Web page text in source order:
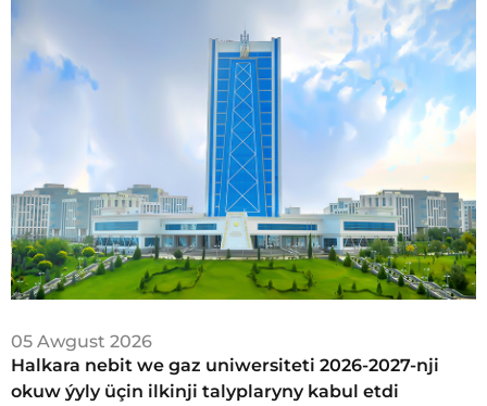
05 Awgust 2026
Halkara nebit we gaz uniwersiteti 2026-2027-nji
okuw ýyly üçin ilkinji talyplaryny kabul etdi